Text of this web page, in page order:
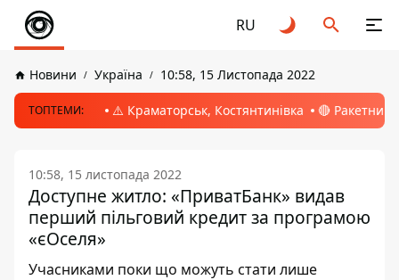
RU
Новини Україна 10:58, 15 Листопада 2022
ТОПТЕМИ: ⚠️ Краматорськ, Костянтинівка 🔴 Ракетний
10:58, 15 листопада 2022
Доступне житло: «ПриватБанк» видав
перший пільговий кредит за програмою
«єОселя»
Учасниками поки що можуть стати лише